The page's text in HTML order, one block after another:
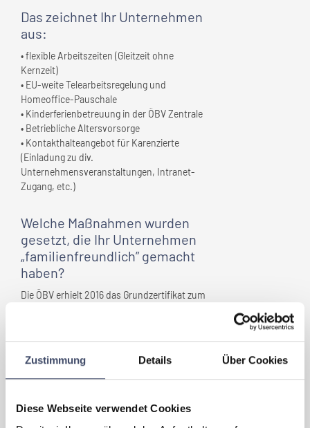
Zustimmung Details Über Cookies
Diese Webseite verwendet Cookies
Das zeichnet Ihr Unternehmen
aus:
• flexible Arbeitszeiten (Gleitzeit ohne
Kernzeit)
• EU-weite Telearbeitsregelung und
Homeoffice-Pauschale
• Kinderferienbetreuung in der ÖBV Zentrale
• Betriebliche Altersvorsorge
• Kontakthalteangebot für Karenzierte
(Einladung zu div.
Unternehmensveranstaltungen, Intranet-
Zugang, etc.)
Welche Maßnahmen wurden
gesetzt, die Ihr Unternehmen
„familienfreundlich” gemacht
haben?
Die ÖBV erhielt 2016 das Grundzertifikat zum
zusätzliche Urlaubstage, Gleitzeit u.v.m.
familienfreundliche Orientierung weiter zu
intensivieren, haben wir im Rahmen des
genommen. Der Ausbau der
Gleitzeitregelung und die Pflegefreistellung